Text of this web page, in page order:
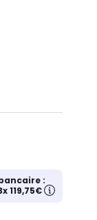
:
119,75€